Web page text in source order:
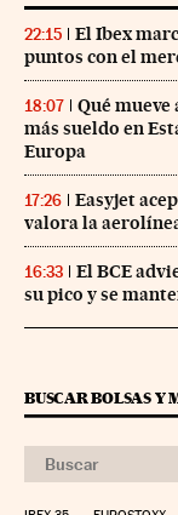
22:15
El Ibex
puntos con el
18:07
Qué
más sueldo en
Europa
17:26
Easyjet
valora la
16:33
El BCE
su pico y se
BUSCAR BOLSAS Y